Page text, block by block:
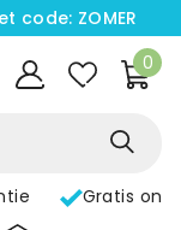
code: ZOMER
0
Gratis